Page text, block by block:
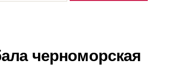
черноморская